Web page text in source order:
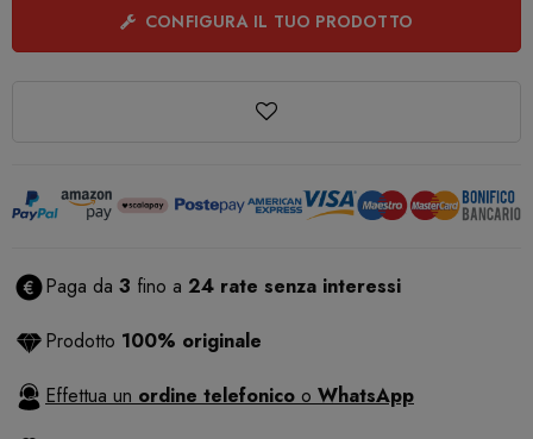
CONFIGURA IL TUO PRODOTTO
Paga da 3 fino a 24 rate senza interessi
Prodotto 100% originale
Effettua un ordine telefonico o WhatsApp